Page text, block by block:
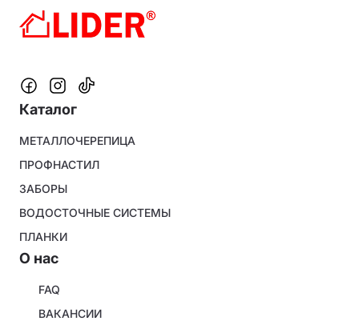
Каталог
Footer
menu
МЕТАЛЛОЧЕРЕПИЦА
ПРОФНАСТИЛ
ЗАБОРЫ
ВОДОСТОЧНЫЕ СИСТЕМЫ
ПЛАНКИ
O нас
About
company
FAQ
ВАКАНСИИ